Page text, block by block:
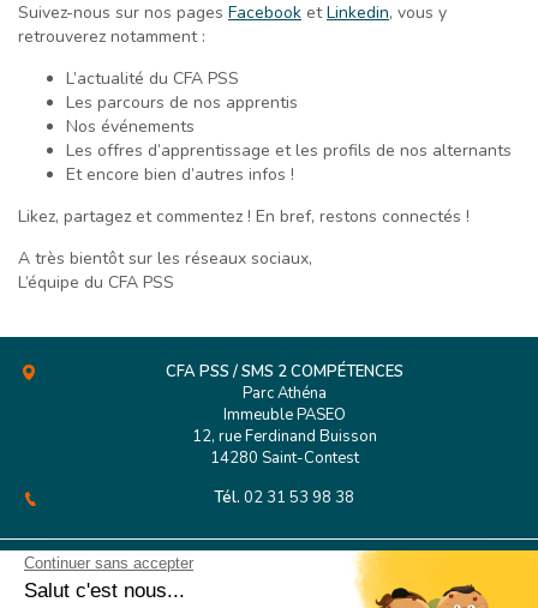
Suivez-nous sur nos pages Facebook etLinkedin, vous y
retrouverez notamment :
L’actualité du CFA PSS
Les parcours de nos apprentis
Nos événements
Les offres d’apprentissage et les profils de nos alternants
Et encore bien d’autres infos !
Likez, partagez et commentez ! En bref, restons connectés !
A très bientôt sur les réseaux sociaux,
L’équipe du CFA PSS
CFA PSS / SMS 2 COMPÉTENCES
Parc Athéna
Immeuble PASEO
12, rue Ferdinand Buisson
14280 Saint-Contest
Tél. 02 31 53 98 38
127 Boulevard de l’Europe